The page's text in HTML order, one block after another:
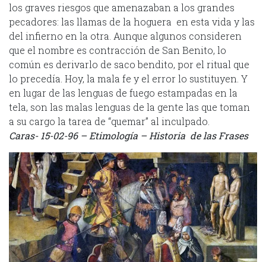
los graves riesgos que amenazaban a los grandes
pecadores: las llamas de la hoguera en esta vida y las
del infierno en la otra. Aunque algunos consideren
que el nombre es contracción de San Benito, lo
común es derivarlo de saco bendito, por el ritual que
lo precedía. Hoy, la mala fe y el error lo sustituyen. Y
en lugar de las lenguas de fuego estampadas en la
tela, son las malas lenguas de la gente las que toman
a su cargo la tarea de “quemar” al inculpado.
Caras- 15-02-96 – Etimología – Historia de las Frases